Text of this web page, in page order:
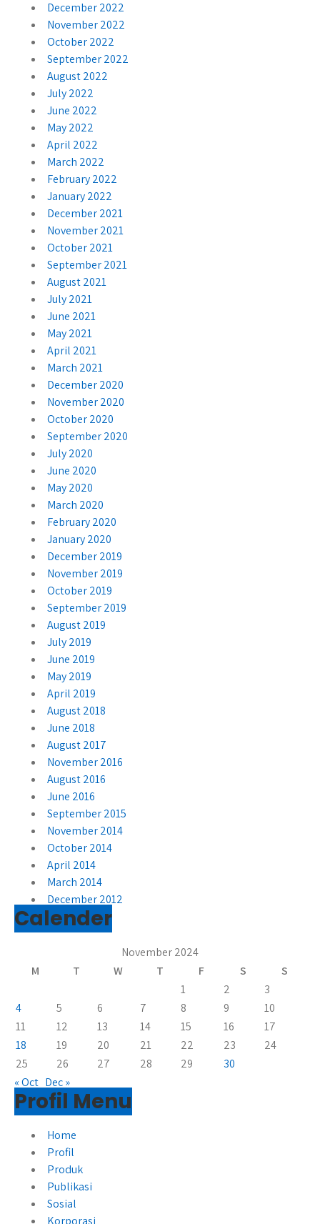
December 2022
November 2022
October 2022
September 2022
August 2022
July 2022
June 2022
May 2022
April 2022
March 2022
February 2022
January 2022
December 2021
November 2021
October 2021
September 2021
August 2021
July 2021
June 2021
May 2021
April 2021
March 2021
December 2020
November 2020
October 2020
September 2020
July 2020
June 2020
May 2020
March 2020
February 2020
January 2020
December 2019
November 2019
October 2019
September 2019
August 2019
July 2019
June 2019
May 2019
April 2019
August 2018
June 2018
August 2017
November 2016
August 2016
June 2016
September 2015
November 2014
October 2014
April 2014
March 2014
December 2012
Calender
November 2024
M
T W T F S
S
1
2
3
4
5 6 7 8 9
10
11
12 13 14 15 16
17
18
19 20 21 22 23
24
25
26 27 28 29
30
« Oct Dec »
Profil Menu
Home
Profil
Produk
Publikasi
Sosial
Korporasi